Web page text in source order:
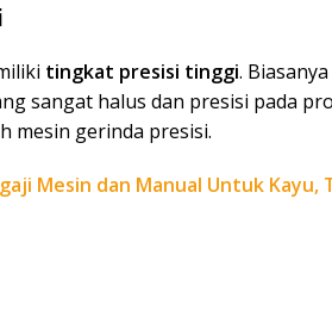
tingkat presisi tinggi.
sangat halus dan presisi pada
mesin gerinda presisi.
Mesin dan Manual Untuk Kayu,